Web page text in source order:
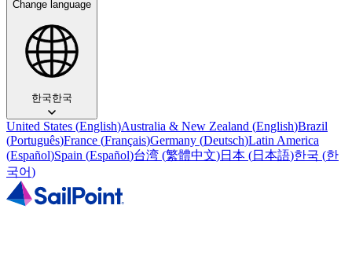
Change language
한국한국
United States (English)Australia & New Zealand (English)Brazil
(Português)France (Français)Germany (Deutsch)Latin America
(Español)Spain (Español)台湾 (繁體中文)日本 (日本語)한국 (한
국어)